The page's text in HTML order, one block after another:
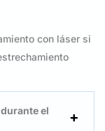
con láser si
el